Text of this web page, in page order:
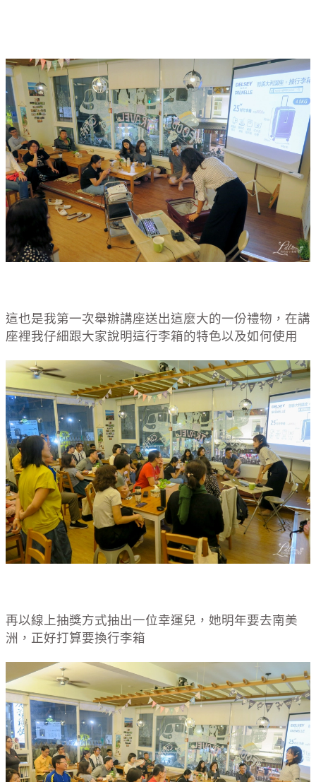
這也是我第一次舉辦講座送出這麼大的一份禮物，在講
座裡我仔細跟大家說明這行李箱的特色以及如何使用
再以線上抽獎方式抽出一位幸運兒，她明年要去南美
洲，正好打算要換行李箱